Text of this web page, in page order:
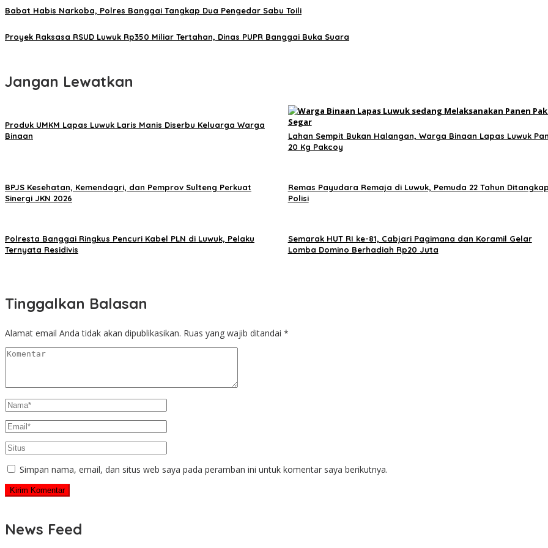
Babat Habis Narkoba, Polres Banggai Tangkap Dua Pengedar Sabu Toili
Proyek Raksasa RSUD Luwuk Rp350 Miliar Tertahan, Dinas PUPR Banggai Buka Suara
Jangan Lewatkan
Produk UMKM Lapas Luwuk Laris Manis Diserbu Keluarga Warga
Binaan
Lahan Sempit Bukan Halangan, Warga Binaan Lapas Luwuk
20 Kg Pakcoy
BPJS Kesehatan, Kemendagri, dan Pemprov Sulteng Perkuat
Sinergi JKN 2026
Remas Payudara Remaja di Luwuk, Pemuda 22 Tahun Ditangkap
Polisi
Polresta Banggai Ringkus Pencuri Kabel PLN di Luwuk, Pelaku
Ternyata Residivis
Semarak HUT RI ke-81, Cabjari Pagimana dan Koramil Gelar
Lomba Domino Berhadiah Rp20 Juta
Tinggalkan Balasan
Alamat email Anda tidak akan dipublikasikan. Ruas yang wajib ditandai *
Simpan nama, email, dan situs web saya pada peramban ini untuk komentar saya berikutnya.
News Feed